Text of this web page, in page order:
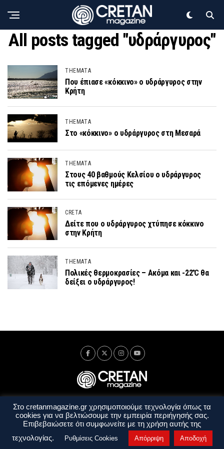
All posts tagged "υδράργυρος"
THEMATA
Που έπιασε «κόκκινο» ο υδράργυρος στην
Κρήτη
THEMATA
Στο «κόκκινο» ο υδράργυρος στη Μεσαρά
THEMATA
Στους 40 βαθμούς Κελσίου ο υδράργυρος
τις επόμενες ημέρες
CRETA
Δείτε που ο υδράργυρος χτύπησε κόκκινο
στην Κρήτη
THEMATA
Πολικές θερμοκρασίες – Ακόμα και -22℃ θα
δείξει ο υδράργυρος!
Ταυτότητα Πολιτική Απορρήτου
Όροι Χρήσης
Όροι και Προϋποθέσεις
Στο cretanmagazine.gr χρησιμοποιούμε τεχνολογία όπως τα
cookies για να βελτιώσουμε την εμπειρία περιήγησής σας.
Επιβεβαιώσετε ότι συμφωνείτε με τη χρήση αυτής της
τεχνολογίας.
Ρυθμίσεις Cookies Απόρριψη Αποδοχή